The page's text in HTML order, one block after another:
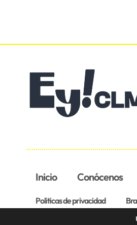
Inicio Conócenos
Politicas de privacidad